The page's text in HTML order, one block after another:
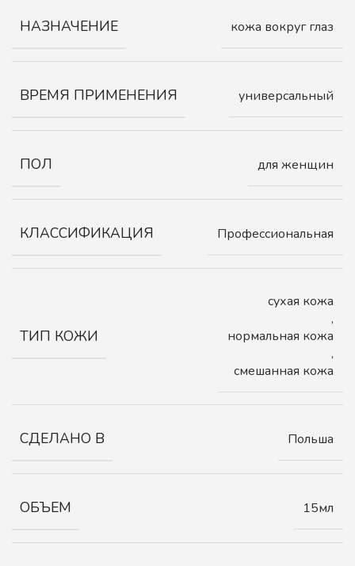
НАЗНАЧЕНИЕ кожа вокруг глаз
ВРЕМЯ ПРИМЕНЕНИЯ универсальный
ПОЛ для женщин
КЛАССИФИКАЦИЯ Профессиональная
ТИП КОЖИ
cyхая кожа
,
нормальная кожа
,
смешанная кожа
СДЕЛАНО В Польша
ОБЪЕМ 15мл